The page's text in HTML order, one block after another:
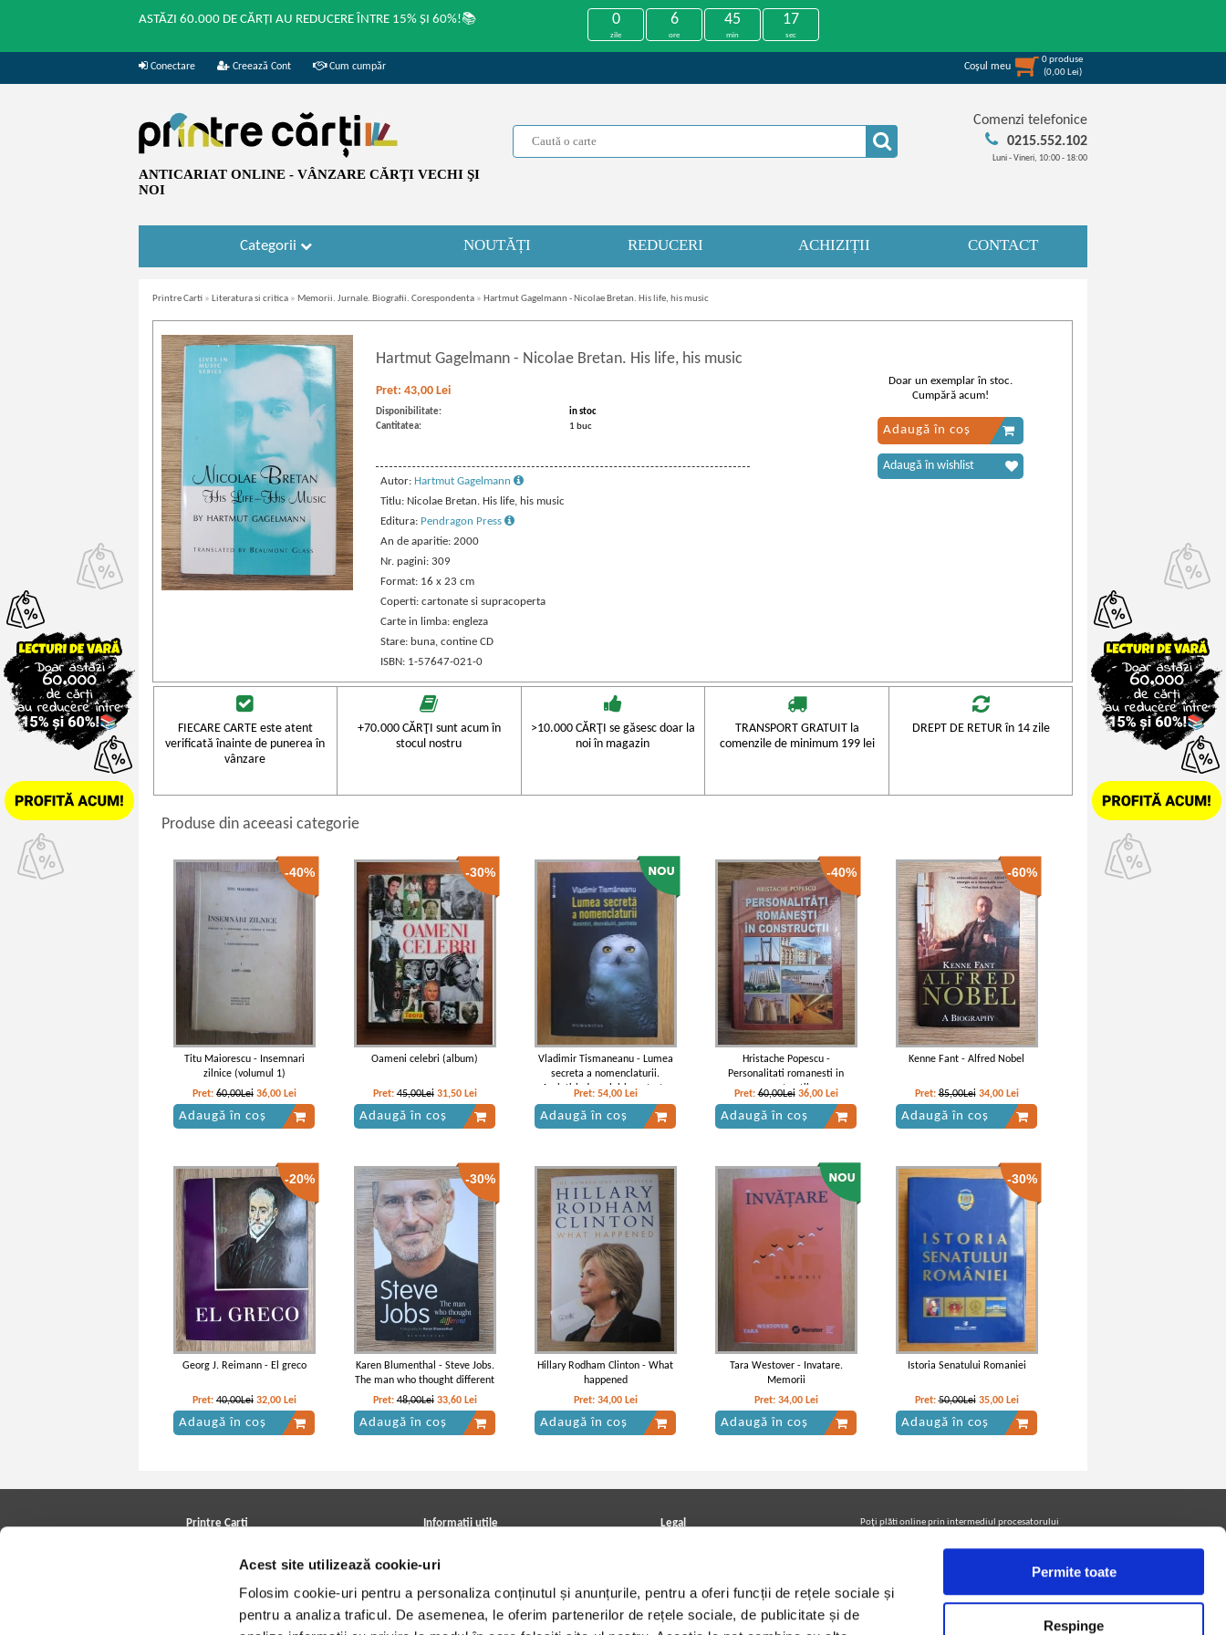
Acest site utilizează cookie-uri
Folosim cookie-uri pentru a personaliza conținutul și anunțurile, pentru a oferi funcții de rețele sociale și
pentru a analiza traficul. De asemenea, le oferim partenerilor de rețele sociale, de publicitate și de
Permite toate
Respinge
ASTĂZI 60.000 DE CĂRȚI AU REDUCERE ÎNTRE 15% ȘI 60%!📚 0
zile
6
ore
45
min
17
sec
Conectare Creează Cont Cum cumpăr Coşul meu
0produse
(0,00 Lei)
ANTICARIAT ONLINE - VÂNZARE CĂRŢI VECHI ŞI
NOI
Comenzi telefonice
0215.552.102
Luni - Vineri, 10:00 - 18:00
Categorii NOUTĂȚI REDUCERI ACHIZIȚII CONTACT
Printre Carti » Literatura si critica » Memorii. Jurnale. Biografii. Corespondenta » Hartmut Gagelmann - Nicolae Bretan. His life, his music
Hartmut Gagelmann - Nicolae Bretan. His life, his music
Pret: 43,00 Lei
Disponibilitate:
in stoc
Cantitatea:
1 buc
Autor: Hartmut Gagelmann
Titlu: Nicolae Bretan. His life, his music
Editura: Pendragon Press
An de aparitie: 2000
Nr. pagini: 309
Format: 16 x 23 cm
Coperti: cartonate si supracoperta
Carte in limba: engleza
Stare: buna, contine CD
ISBN: 1-57647-021-0
Doar un exemplar în stoc.
Cumpără acum!
Adaugă în coș
Adaugă în wishlist
FIECARE CARTE este atent
verificată înainte de punerea în
vânzare
+70.000 CĂRŢI sunt acum în
stocul nostru
>10.000 CĂRŢI se găsesc doar la
noi în magazin
TRANSPORT GRATUIT la
comenzile de minimum 199 lei
DREPT DE RETUR în 14 zile
Produse din aceeasi categorie
-40%
Titu Maiorescu - Insemnari
zilnice (volumul 1)
Pret: 60,00Lei 36,00 Lei
Adaugă în coș
-30%
Oameni celebri (album)
Pret:45,00Lei 31,50 Lei
Adaugă în coș
Vladimir Tismaneanu - Lumea
secreta a nomenclaturii.
Amintiri, dezvaluiri, portrete
Pret: 54,00 Lei
Adaugă în coș
-40%
Hristache Popescu -
Personalitati romanesti in
constructii
Pret:60,00Lei 36,00 Lei
Adaugă în coș
-60%
Kenne Fant - Alfred Nobel
Pret:85,00Lei 34,00 Lei
Adaugă în coș
-20%
Georg J. Reimann - El greco
Pret: 40,00Lei 32,00 Lei
Adaugă în coș
-30%
Karen Blumenthal - Steve Jobs.
The man who thought different
Pret:48,00Lei 33,60 Lei
Adaugă în coș
Hillary Rodham Clinton - What
happened
Pret: 34,00 Lei
Adaugă în coș
Tara Westover - Invatare.
Memorii
Pret: 34,00 Lei
Adaugă în coș
-30%
Istoria Senatului Romaniei
Pret:50,00Lei 35,00 Lei
Adaugă în coș
Printre Carti
Cele mai căutate cărți
Informatii utile
Achizitii viniluri, casete, CD/DVD
Cum cumpar?
Politica de livrare
Retur comenzi
Legal
Termeni si conditii
Utilizare cookie-uri
Poţi plăti online prin intermediul procesatorului
Urmăreşte-ne pe facebook pentru a fi la curent cu